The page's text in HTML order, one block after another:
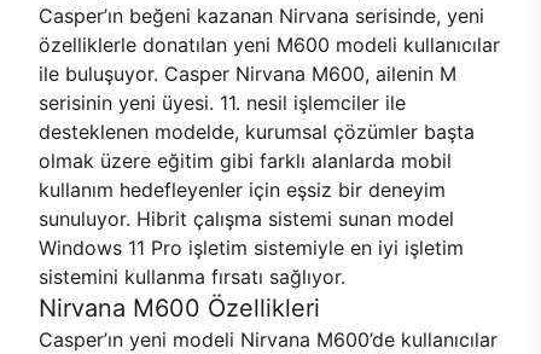
Casper’ın beğeni kazanan Nirvana serisinde, yeni
özelliklerle donatılan yeni M600 modeli kullanıcılar
ile buluşuyor. Casper Nirvana M600, ailenin M
serisinin yeni üyesi. 11. nesil işlemciler ile
desteklenen modelde, kurumsal çözümler başta
olmak üzere eğitim gibi farklı alanlarda mobil
kullanım hedefleyenler için eşsiz bir deneyim
sunuluyor. Hibrit çalışma sistemi sunan model
Windows 11 Pro işletim sistemiyle en iyi işletim
sistemini kullanma fırsatı sağlıyor.
Nirvana M600 Özellikleri
Casper’ın yeni modeli Nirvana M600’de kullanıcılar